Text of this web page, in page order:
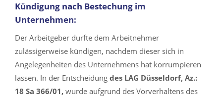
Kündigung nach Bestechung im
Unternehmen:
Der Arbeitgeber durfte dem Arbeitnehmer
zulässigerweise kündigen, nachdem dieser sich in
Angelegenheiten des Unternehmens hat korrumpieren
lassen. In der Entscheidung des LAG Düsseldorf, Az.:
18 Sa 366/01, wurde aufgrund des Vorverhaltens des